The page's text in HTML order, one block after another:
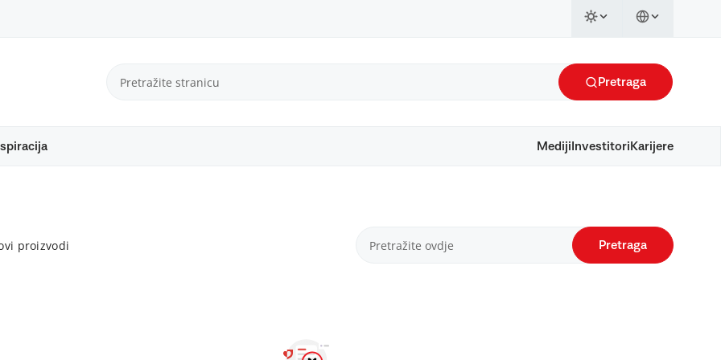
Pretraga
Mediji Investitori Karijere
proizvodi Pretraga